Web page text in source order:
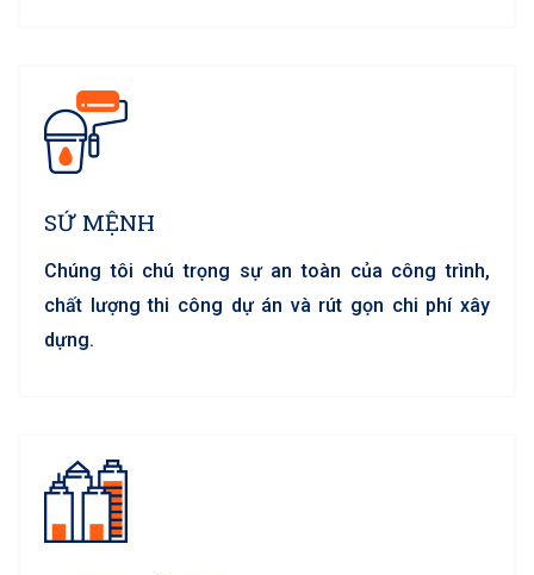
SỨ MỆNH
Chúng tôi chú trọng sự an toàn của công trình,
chất lượng thi công dự án và rút gọn chi phí xây
dựng.